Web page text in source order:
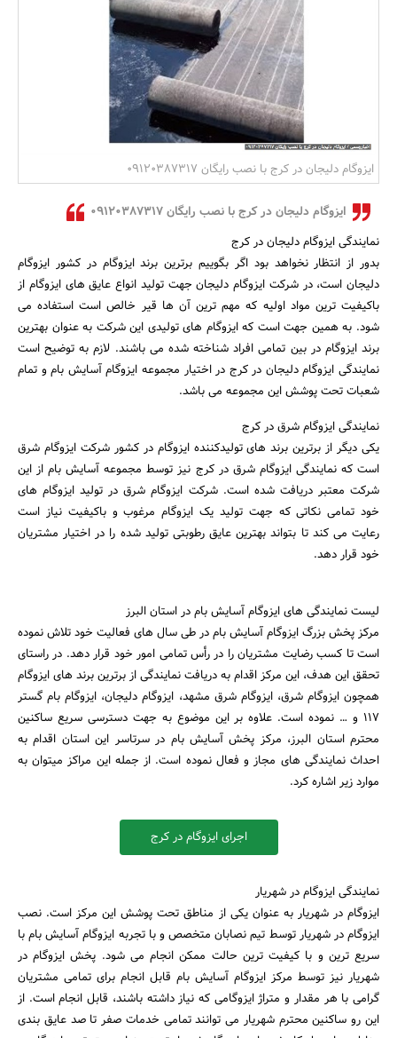
بانک، بیمه و سرمایه
مسکن و ساختمان
جستجو
ایزوگام دلیجان در کرج با نصب رایگان 09120387317
ایزوگام دلیجان در کرج با نصب رایگان 09120387317
نمایندگی ایزوگام دلیجان در کرج
بدور از انتظار نخواهد بود اگر بگوییم برترین برند ایزوگام در کشور ایزوگام
دلیجان است، در شرکت ایزوگام دلیجان جهت تولید انواع عایق های ایزوگام از
باکیفیت ترین مواد اولیه که مهم ترین آن ها قیر خالص است استفاده می
شود. به همین جهت است که ایزوگام های تولیدی این شرکت به عنوان بهترین
برند ایزوگام در بین تمامی افراد شناخته شده می باشند. لازم به توضیح است
نمایندگی ایزوگام دلیجان در کرج در اختیار مجموعه ایزوگام آسایش بام و تمام
شعبات تحت پوشش این مجموعه می باشد.
نمایندگی ایزوگام شرق در کرج
یکی دیگر از برترین برند های تولیدکننده ایزوگام در کشور شرکت ایزوگام شرق
است که نمایندگی ایزوگام شرق در کرج نیز توسط مجموعه آسایش بام از این
شرکت معتبر دریافت شده است. شرکت ایزوگام شرق در تولید ایزوگام های
خود تمامی نکاتی که جهت تولید یک ایزوگام مرغوب و باکیفیت نیاز است
رعایت می کند تا بتواند بهترین عایق رطوبتی تولید شده را در اختیار مشتریان
خود قرار دهد.
لیست نمایندگی های ایزوگام آسایش بام در استان البرز
مرکز پخش بزرگ ایزوگام آسایش بام در طی سال های فعالیت خود تلاش نموده
است تا کسب رضایت مشتریان را در رأس تمامی امور خود قرار دهد. در راستای
تحقق این هدف، این مرکز اقدام به دریافت نمایندگی از برترین برند های ایزوگام
همچون ایزوگام شرق، ایزوگام شرق مشهد، ایزوگام دلیجان، ایزوگام بام گستر
117 و … نموده است. علاوه بر این موضوع به جهت دسترسی سریع ساکنین
محترم استان البرز، مرکز پخش آسایش بام در سرتاسر این استان اقدام به
احداث نمایندگی های مجاز و فعال نموده است. از جمله این مراکز میتوان به
موارد زیر اشاره کرد.
اجرای ایزوگام در کرج
نمایندگی ایزوگام در شهریار
ایزوگام در شهریار به عنوان یکی از مناطق تحت پوشش این مرکز است. نصب
ایزوگام در شهریار توسط تیم نصابان متخصص و با تجربه ایزوگام آسایش بام با
سریع ترین و با کیفیت ترین حالت ممکن انجام می شود. پخش ایزوگام در
شهریار نیز توسط مرکز ایزوگام آسایش بام قابل انجام برای تمامی مشتریان
گرامی با هر مقدار و متراژ ایزوگامی که نیاز داشته باشند، قابل انجام است. از
این رو ساکنین محترم شهریار می توانند تمامی خدمات صفر تا صد عایق بندی